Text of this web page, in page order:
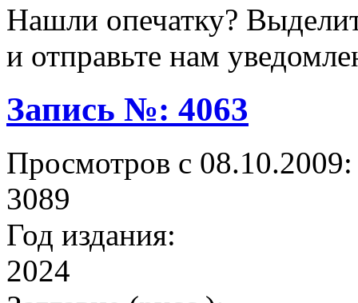
Нашли опечатку?
и отправьте нам
Запись №: 4063
Просмотров с 08.10.2009:
3089
Год издания:
2024